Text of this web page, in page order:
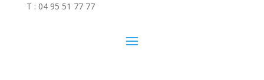
T : 04 95 51 77 77